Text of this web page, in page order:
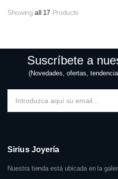
Showingall 17 Products
Suscríbete a
(Novedades, ofertas,
Sirius Joyería
Nuestra tienda está ubicada en la